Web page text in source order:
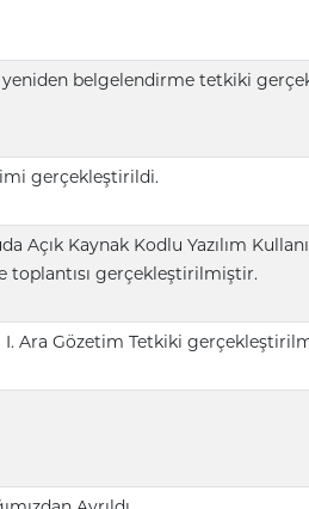
belgelendirme tetkiki
gerçekleştirildi.
Açık Kaynak Kodlu Yazılım
toplantısı gerçekleştirilmiştir.
I. Ara Gözetim Tetkiki